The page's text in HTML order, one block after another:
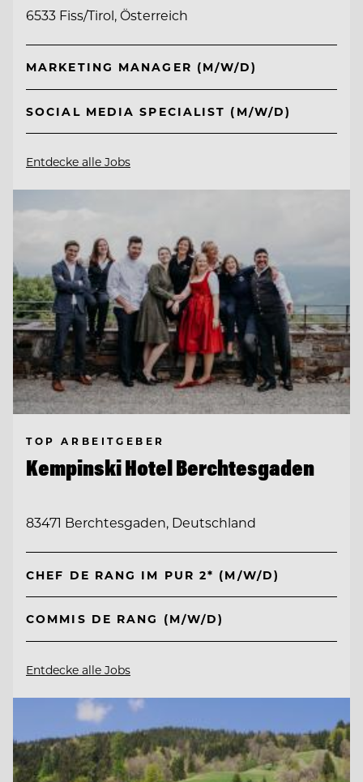
6533 Fiss/Tirol, Österreich
MARKETING MANAGER (M/W/D)
SOCIAL MEDIA SPECIALIST (M/W/D)
Entdecke alle Jobs
TOP ARBEITGEBER
Kempinski Hotel Berchtesgaden
83471 Berchtesgaden, Deutschland
CHEF DE RANG IM PUR 2* (M/W/D)
COMMIS DE RANG (M/W/D)
Entdecke alle Jobs